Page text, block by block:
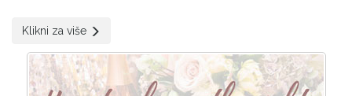
Klikni za više